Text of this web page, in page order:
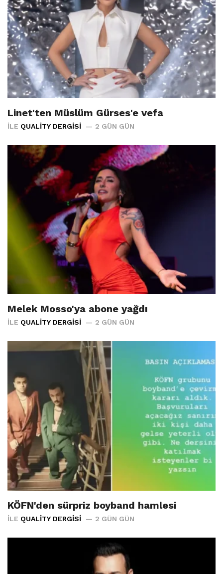
Linet'ten Müslüm Gürses'e vefa
İLE QUALITY DERGISI 2 GÜN GÜN
Melek Mosso'ya abone yağdı
İLE QUALITY DERGISI 2 GÜN GÜN
KÖFN'den sürpriz boyband hamlesi
İLE QUALITY DERGISI 2 GÜN GÜN